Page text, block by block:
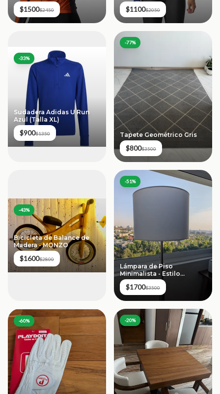
$1500$2450 $1100$2050
-33%
Sudadera Adidas U Run
Azul (Talla XL)
$900$1350
-77%
Tapete Geométrico Gris
$800$3500
-43%
Bicicleta de Balance de
Madera - MONZO
$1600$2800
-51%
Lámpara de Piso
Minimalista - Estilo
Contemporáneo (Pre-
loved)
$1700$3500
-60% -20%